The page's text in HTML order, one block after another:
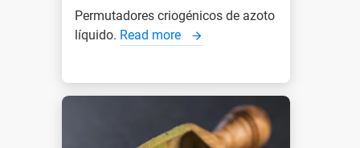
Permutadores criogénicos de azoto
líquido. Read more